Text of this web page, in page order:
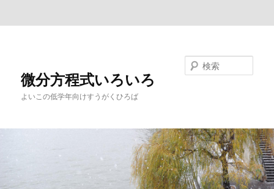
微分方程式いろいろ
よいこの低学年向けすうがくひろば